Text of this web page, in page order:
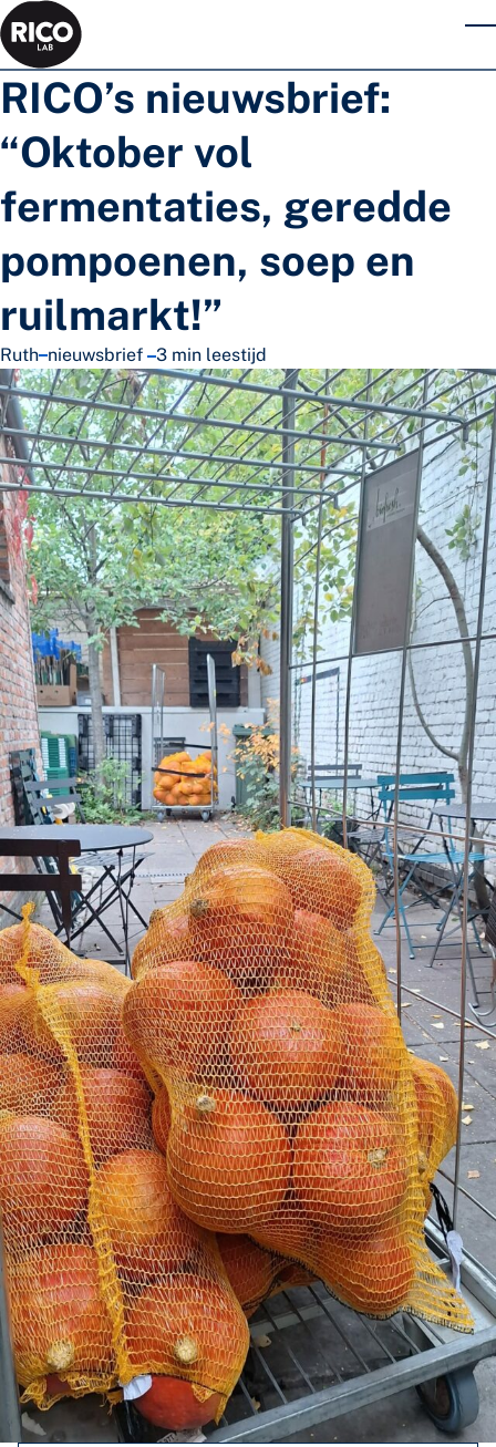
Skip to main content
RICO’s nieuwsbrief:
“Oktober vol
fermentaties, geredde
pompoenen, soep en
ruilmarkt!”
Geplaatst door
Ruth in
nieuwsbrief 3 min leestijd